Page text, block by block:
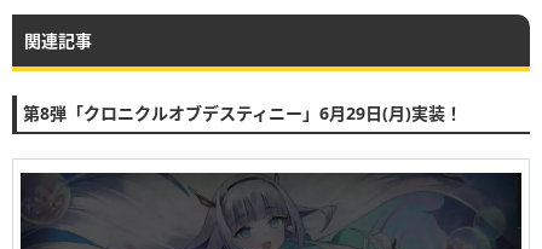
関連記事
第8弾「クロニクルオブデスティニー」6月29日(月)実装！